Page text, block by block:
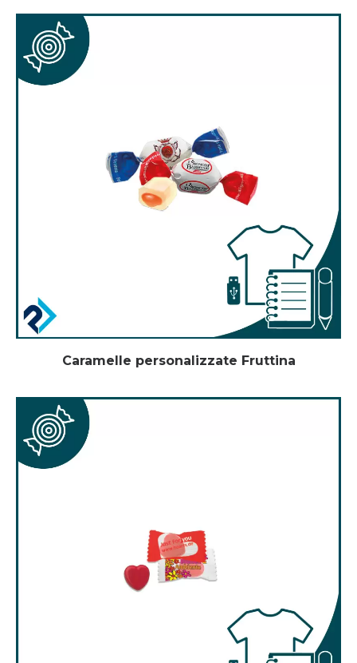
Caramelle personalizzate Fruttina